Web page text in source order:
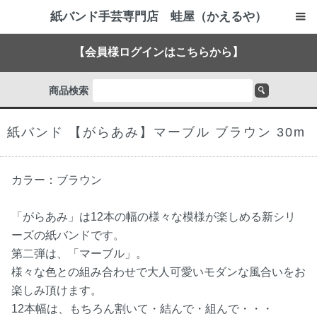
紙バンド手芸専門店 蛙屋（かえるや）
【会員様ログインはこちらから】
商品検索
紙バンド 【がらあみ】マーブル ブラウン 30m
カラー：ブラウン
「がらあみ」は12本の幅の様々な模様が楽しめる新シリ
ーズの紙バンドです。
第二弾は、「マーブル」。
様々な色との組み合わせで大人可愛いモダンな風合いをお
楽しみ頂けます。
12本幅は、もちろん割いて・結んで・組んで・・・